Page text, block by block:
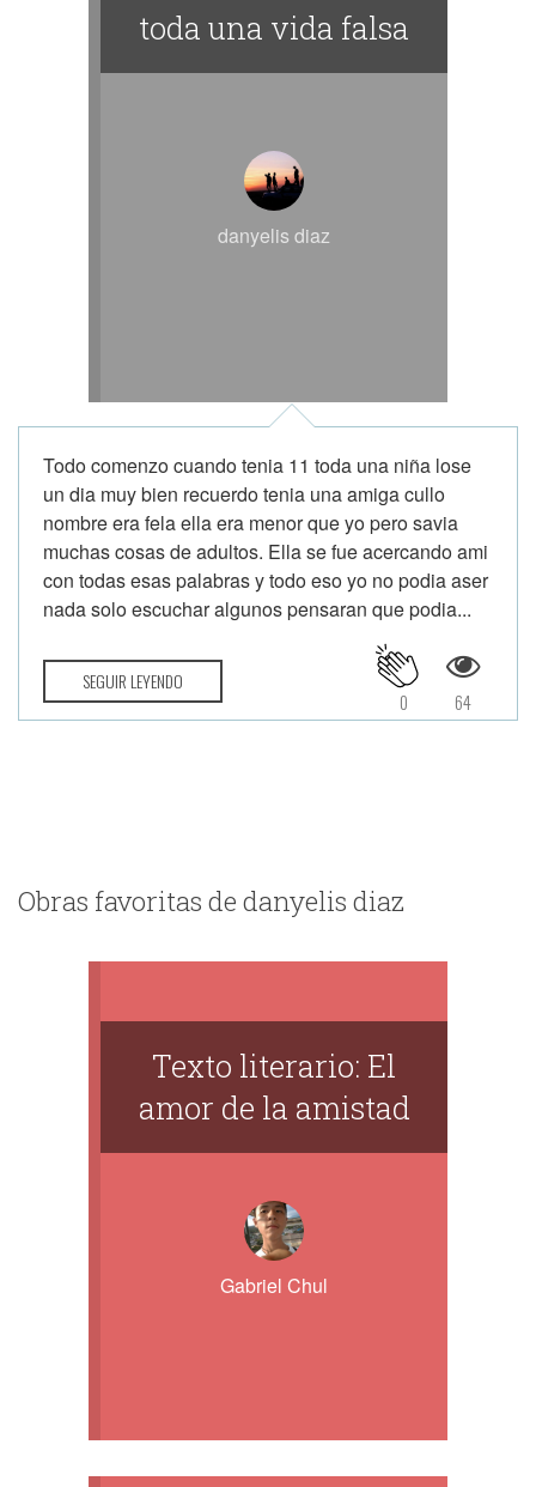
toda una vida falsa
danyelis diaz
Todo comenzo cuando tenia 11 toda una niña lose
un dia muy bien recuerdo tenia una amiga cullo
nombre era fela ella era menor que yo pero savia
muchas cosas de adultos. Ella se fue acercando ami
con todas esas palabras y todo eso yo no podia aser
nada solo escuchar algunos pensaran que podia...
SEGUIR LEYENDO
64
0
Obras favoritas de danyelis diaz
Texto literario: El
amor de la amistad
Gabriel Chul